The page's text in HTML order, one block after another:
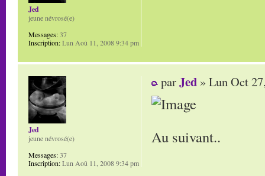
Jed
jeune névrosé(e)
Messages:37
Inscription:Lun Aoû 11, 2008 9:34 pm
parJed » Lun Oct
Au suivant..
Jed
jeune névrosé(e)
Messages:37
Inscription:Lun Aoû 11, 2008 9:34 pm